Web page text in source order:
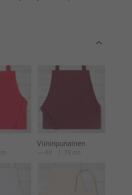
Viininpunainen
68 79 cm